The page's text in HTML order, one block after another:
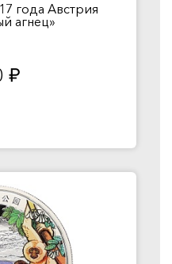
года Австрия
агнец»
руб.